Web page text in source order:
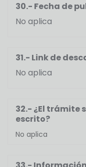
30.- Fecha de
No aplica
31.- Link de
No aplica
32.- ¿El trámite
escrito?
No aplica